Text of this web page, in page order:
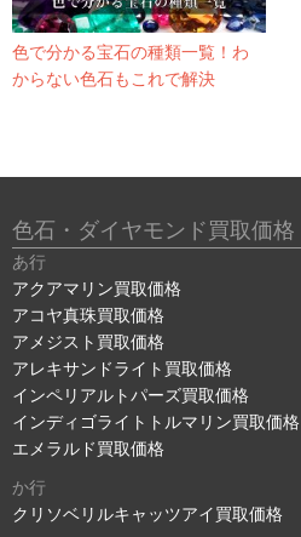
色で分かる宝石の種類一覧！わ
からない色石もこれで解決
色石・ダイヤモンド買取価格
あ行
アクアマリン買取価格
アコヤ真珠買取価格
アメジスト買取価格
アレキサンドライト買取価格
インペリアルトパーズ買取価格
インディゴライトトルマリン買取価格
エメラルド買取価格
か行
クリソベリルキャッツアイ買取価格